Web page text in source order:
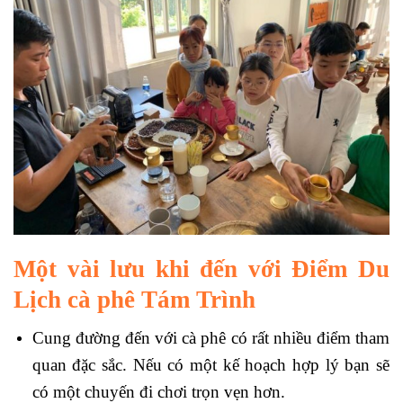
Một vài lưu khi đến với Điểm Du
Lịch cà phê Tám Trình
Cung đường đến với cà phê có rất nhiều điểm tham
quan đặc sắc. Nếu có một kế hoạch hợp lý bạn sẽ
có một chuyến đi chơi trọn vẹn hơn.